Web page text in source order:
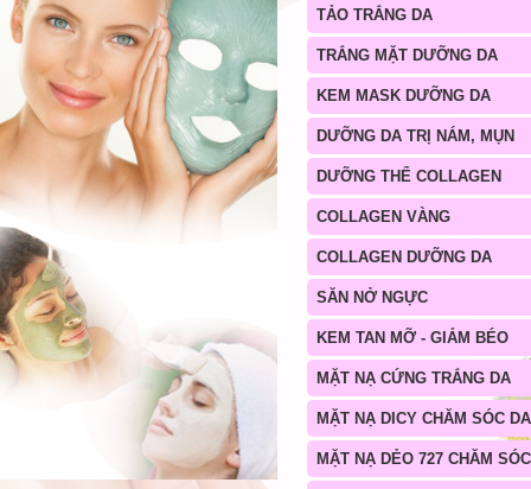
TẢO TRẮNG DA
TRẮNG MẶT DƯỠNG DA
KEM MASK DƯỠNG DA
DƯỠNG DA TRỊ NÁM, MỤN
DƯỠNG THỂ COLLAGEN
COLLAGEN VÀNG
COLLAGEN DƯỠNG DA
SĂN NỞ NGỰC
KEM TAN MỠ - GIẢM BÉO
MẶT NẠ CỨNG TRẮNG DA
MẶT NẠ DICY CHĂM SÓC DA
MẶT NẠ DẺO 727 CHĂM